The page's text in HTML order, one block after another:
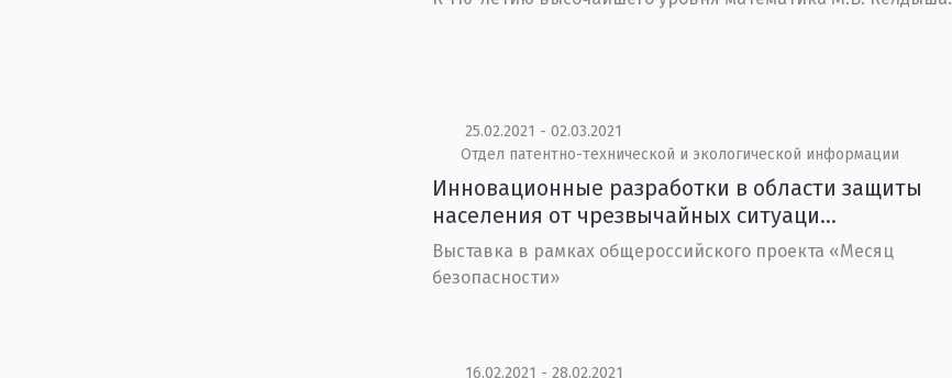
25.02.2021 - 02.03.2021
Отдел патентно-технической и экологической информации
Инновационные разработки в области защиты
населения от чрезвычайных ситуаци...
Выставка в рамках общероссийского проекта «Месяц
безопасности»
16.02.2021 - 28.02.2021